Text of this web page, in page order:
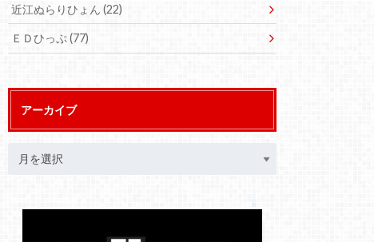
近江ぬらりひょん(22)
ＥＤひっぷ(77)
アーカイブ